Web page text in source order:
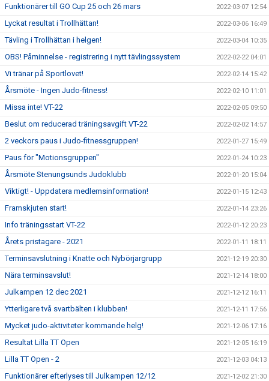
Funktionärer till GO Cup 25 och 26 mars 2022-03-07 12:54
Lyckat resultat i Trollhättan! 2022-03-06 16:49
Tävling i Trollhättan i helgen! 2022-03-04 10:35
OBS! Påminnelse - registrering i nytt tävlingssystem 2022-02-22 04:01
Vi tränar på Sportlovet! 2022-02-14 15:42
Årsmöte - Ingen Judo-fitness! 2022-02-10 11:01
Missa inte! VT-22 2022-02-05 09:50
Beslut om reducerad träningsavgift VT-22 2022-02-02 14:57
2 veckors paus i Judo-fitnessgruppen! 2022-01-27 15:49
Paus för "Motionsgruppen" 2022-01-24 10:23
Årsmöte Stenungsunds Judoklubb 2022-01-20 15:04
Viktigt! - Uppdatera medlemsinformation! 2022-01-15 12:43
Framskjuten start! 2022-01-14 23:26
Info träningsstart VT-22 2022-01-12 20:23
Årets pristagare - 2021 2022-01-11 18:11
Terminsavslutning i Knatte och Nybörjargrupp 2021-12-19 20:30
Nära terminsavslut! 2021-12-14 18:00
Julkampen 12 dec 2021 2021-12-12 16:11
Ytterligare två svartbälten i klubben! 2021-12-11 17:56
Mycket judo-aktiviteter kommande helg! 2021-12-06 17:16
Resultat Lilla TT Open 2021-12-05 16:19
Lilla TT Open - 2 2021-12-03 04:13
Funktionärer efterlyses till Julkampen 12/12 2021-12-02 21:30